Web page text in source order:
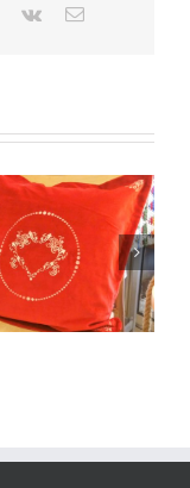
Pinterest
Vk Email